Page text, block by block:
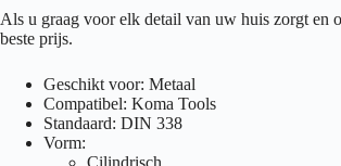
Als u graag voor elk detail van uw huis zorgt en
beste prijs.
Geschikt voor: Metaal
Compatibel: Koma Tools
Standaard: DIN 338
Vorm: